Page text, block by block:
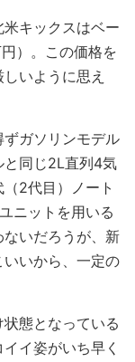
キックスはベー
）。この価格を
いように思え
ガソリンモデル
と同じ2L直列4気
2代目）ノート
ニットを用いる
いだろうが、新
いから、一定の
態となっている
イ姿がいち早く